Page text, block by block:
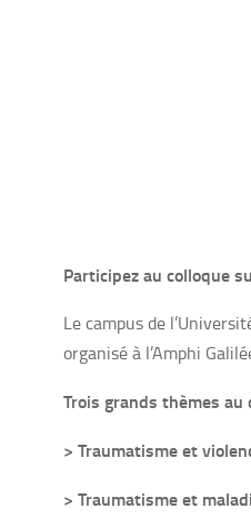
Participez au colloque
Le campus de
organisé à l’Amphi
Trois grands thèmes
> Traumatisme et
> Traumatisme et